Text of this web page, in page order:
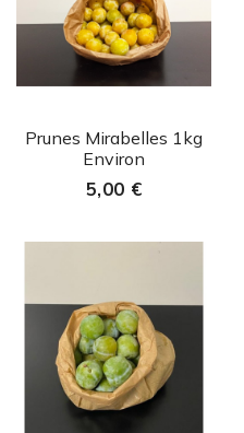
Aperçu rapide
Prunes Mirabelles 1kg
Environ
5,00 €